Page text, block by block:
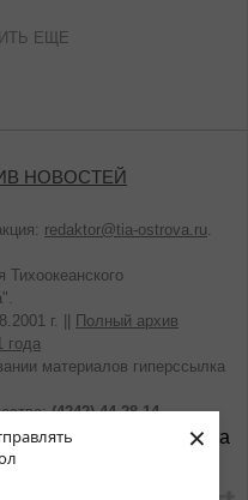
×
ЕЩЕ
НОВОСТЕЙ
redaktor@tia-ostrova.ru.
Тихоокеанского
г. ||
Полный архив
года
материалов гиперссылка
(4242) 44-28-14.